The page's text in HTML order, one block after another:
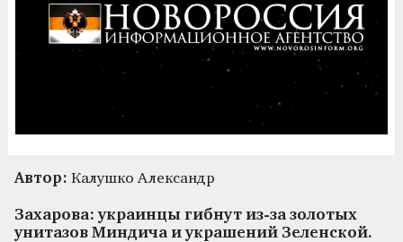
Автор: Калушко Александр
Захарова: украинцы гибнут из-за золотых
унитазов Миндича и украшений Зеленской.